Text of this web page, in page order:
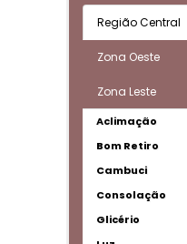
Região Central
Zona Oeste
Zona Leste
Aclimação
Bom Retiro
Cambuci
Consolação
Glicério